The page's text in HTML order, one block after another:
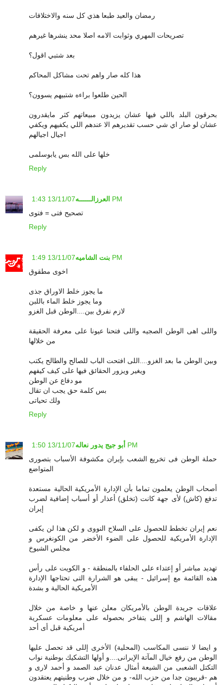
رمضان والعيد طبعا هذي كل سنه والاختلافات
تصريحات المهري وثوابت الامه اصلا محد ينشرها غيرهم
بعد شتبي اقول؟
هذا كله صار واهم تحت مشاكل المحاكم
الحين طلعوا براءه شتبيهم يسوون؟
بحرقون البلد باللي فيها عشان يزيدون مبيعاتهم كثر مايقدرون
عشان لو صار اي شي حسب تقديرهم الا عندهم اللي يكفيهم ويكفي
اجيال اجيالهم
خلها على الله بس يابوسلمى
Reply
العرزالــــــه 13/11/07 1:43 PM
تصحيح فتى = فتوى
Reply
بنت الشاميه 13/11/07 1:49 PM
اخوى مطقوق
ما يجوز خلط الاوراق جذى
وما يجوز خلط الماء باللبن
لازم نفرق بين....الوطن قبل الغزو
واللى اهى الوطن الصجيه واللى فتحنا عيونا على معرفة الحقيقة
من خلالها
وبين الوطن ما بعد الغزو....اللى افتحت الباب للصالح والطالح يكتب
ويغير ويزور الحقائق فيها على كيف كيفهم
مو دفاع عن الوطن
بس كلمة حق يجب ان تقال
ولك تحياتى
Reply
أبو جيج يدور نعاله 13/11/07 1:50 PM
حملة الوطن فى تخريع الشعب بإيران مكشوفة الأسباب بتصورى
المتواضع
أصحاب الوطن يعلمون تماما بأن الإدارة الأمريكية الحالية مستعدة
تدفع (كاش) لأى جهة كانت (تخلق) أعذار أو أسباب إضافية لضرب
إيران
نعم إيران تخطط للحصول على السلاح النووى و لكن هذا لن يكفى
الإدارة الأمريكية للحصول على الضوء الأخضر من الكونغرس و
مجلس الشيوخ
تهديد مباشر أو إعتداء على الحلفاء بالمنطقة - و الكويت على رأس
هذه القائمة مع إسرائيل - يبقى هو الشرارة التى تحتاجها الإدارة
الأمريكية الحالية و بشدة
علاقات جريدة الوطن بالأمريكان معلن عنها و خاصة من خلال
مقالات الهاشم و إللى يتفاخر بحصوله على معلومات عسكرية
أمريكية قبل أى أحد
و ايضا لا ننسى المكاسب (المحلية) الأخرى إللى قد تحصل عليها
الوطن من رفع خيال المآتة الإيرانى....و أولها التشكيك بوطنية نواب
التكتل الشعبى من الشيعة أمثال عدنان عبد الصمد و أحمد لارى و
هم -قريبون جدا من حزب الله- و من خلال ضرب وطنيتهم يعتقدون